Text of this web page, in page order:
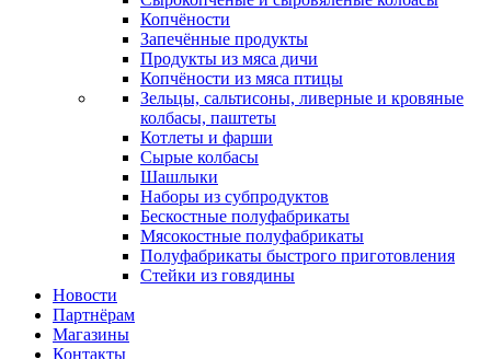
Копчёности
Запечённые продукты
Продукты из мяса дичи
Копчёности из мяса птицы
Зельцы, сальтисоны, ливерные и кровяные
колбасы, паштеты
Котлеты и фарши
Сырые колбасы
Шашлыки
Наборы из субпродуктов
Бескостные полуфабрикаты
Мясокостные полуфабрикаты
Полуфабрикаты быстрого приготовления
Стейки из говядины
Новости
Партнёрам
Магазины
Контакты